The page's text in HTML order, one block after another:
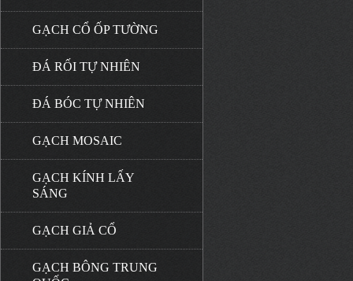
GẠCH CỔ ỐP TƯỜNG
ĐÁ RỐI TỰ NHIÊN
ĐÁ BÓC TỰ NHIÊN
GẠCH MOSAIC
GẠCH KÍNH LẤY
SÁNG
GẠCH GIẢ CỔ
GẠCH BÔNG TRUNG